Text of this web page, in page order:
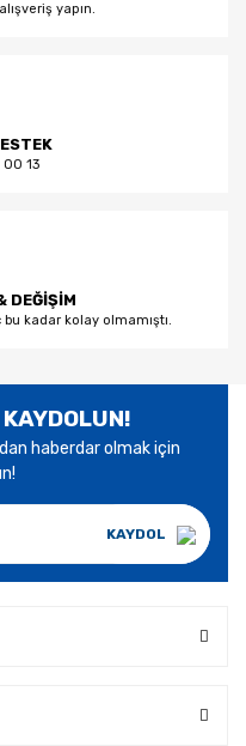
yapın.
00 13
DEĞİŞİM
kadar kolay olmamıştı.
KAYDOLUN!
haberdar olmak için
KAYDOL